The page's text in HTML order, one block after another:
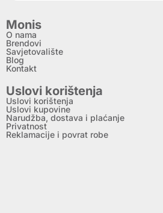
Monis
O nama
Brendovi
Savjetovalište
Blog
Kontakt
Uslovi korištenja
Uslovi korištenja
Uslovi kupovine
Narudžba, dostava i plaćanje
Privatnost
Reklamacije i povrat robe